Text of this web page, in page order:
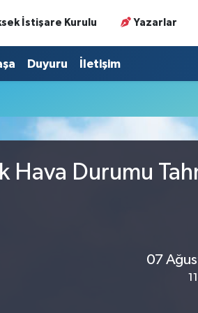
İstişare Kurulu Yazarlar
Duyuru İletişim
Hava Durumu
07